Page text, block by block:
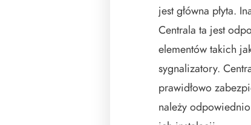
jest główna płyta.
Centrala ta jest
elementów takich
sygnalizatory.
prawidłowo
należy